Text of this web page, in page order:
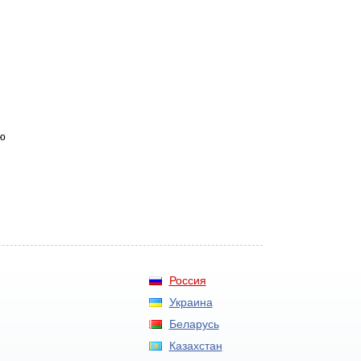
Россия
Украина
Беларусь
Казахстан